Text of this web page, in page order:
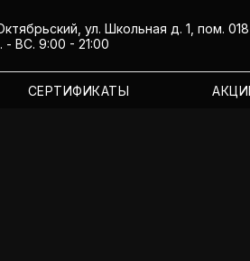
ул. Школьная д. 1, пом. 018
- ВС. 9:00 - 21:00
СЕРТИФИКАТЫ